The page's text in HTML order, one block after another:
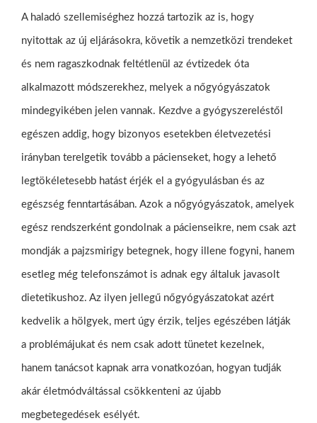
A haladó szellemiséghez hozzá tartozik az is, hogy
nyitottak az új eljárásokra, követik a nemzetközi trendeket
és nem ragaszkodnak feltétlenül az évtizedek óta
alkalmazott módszerekhez, melyek a nőgyógyászatok
mindegyikében jelen vannak. Kezdve a gyógyszereléstől
egészen addig, hogy bizonyos esetekben életvezetési
irányban terelgetik tovább a pácienseket, hogy a lehető
legtökéletesebb hatást érjék el a gyógyulásban és az
egészség fenntartásában. Azok a nőgyógyászatok, amelyek
egész rendszerként gondolnak a pácienseikre, nem csak azt
mondják a pajzsmirigy betegnek, hogy illene fogyni, hanem
esetleg még telefonszámot is adnak egy általuk javasolt
dietetikushoz. Az ilyen jellegű nőgyógyászatokat azért
kedvelik a hölgyek, mert úgy érzik, teljes egészében látják
a problémájukat és nem csak adott tünetet kezelnek,
hanem tanácsot kapnak arra vonatkozóan, hogyan tudják
akár életmódváltással csökkenteni az újabb
megbetegedések esélyét.